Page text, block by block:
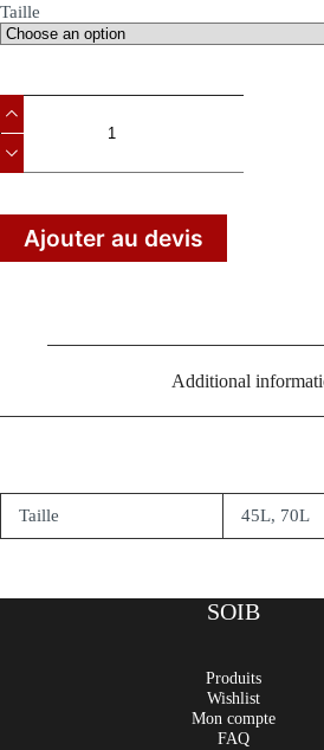
Taille
Ajouter au devis
Additional
Taille 45L, 70L
SOIB
Produits
Wishlist
Mon compte
FAQ